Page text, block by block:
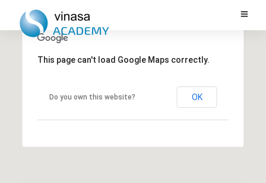
This page can't load Google Maps correctly.
Do you own this website? OK